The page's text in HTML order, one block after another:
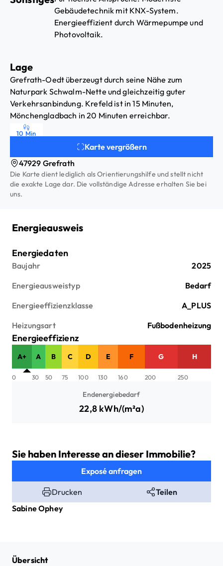
Dachterrasse mit Outdoor-Küche und
Lounge-Bereich. Zwei
Tiefgaragenstellplätze.
Gebäudetechnik mit KNX-System.
Energieeffizient durch Wärmepumpe und
Photovoltaik.
Lage
Grefrath-Oedt überzeugt durch seine Nähe zum
Naturpark Schwalm-Nette und gleichzeitig guter
Verkehrsanbindung. Krefeld ist in 15 Minuten,
Mönchengladbach in 20 Minuten erreichbar.
Einkaufsmöglichkeiten und Schulen im Ort vorhanden.
10 Min
Karte vergrößern
47929 Grefrath
Die Karte dient lediglich als Orientierungshilfe und stellt nicht
die exakte Lage dar. Die vollständige Adresse erhalten Sie bei
uns.
Energieausweis
Energiedaten
Baujahr
2025
Energieausweistyp
Bedarf
Energieeffizienzklasse
A_PLUS
Heizungsart
Fußbodenheizung
Energieeffizienz
A+ A B C D E F G H
0 30 50 75 100 130 160 200 250
Endenergiebedarf
22,8 kWh/(m²a)
Sie haben Interesse an dieser Immobilie?
Exposé anfragen
Drucken
Teilen
SabineOphey
Übersicht